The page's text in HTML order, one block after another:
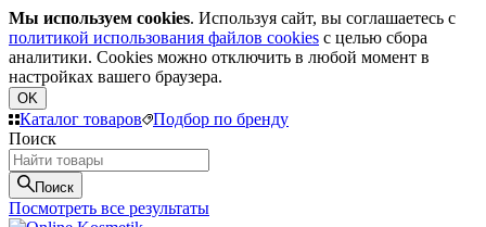
Мы используем cookies. Используя сайт, вы соглашаетесь с
политикой использования файлов cookies с целью сбора
аналитики. Cookies можно отключить в любой момент в
настройках вашего браузера.
OK
Каталог товаров
Подбор по бренду
Поиск
Поиск
Посмотреть все результаты